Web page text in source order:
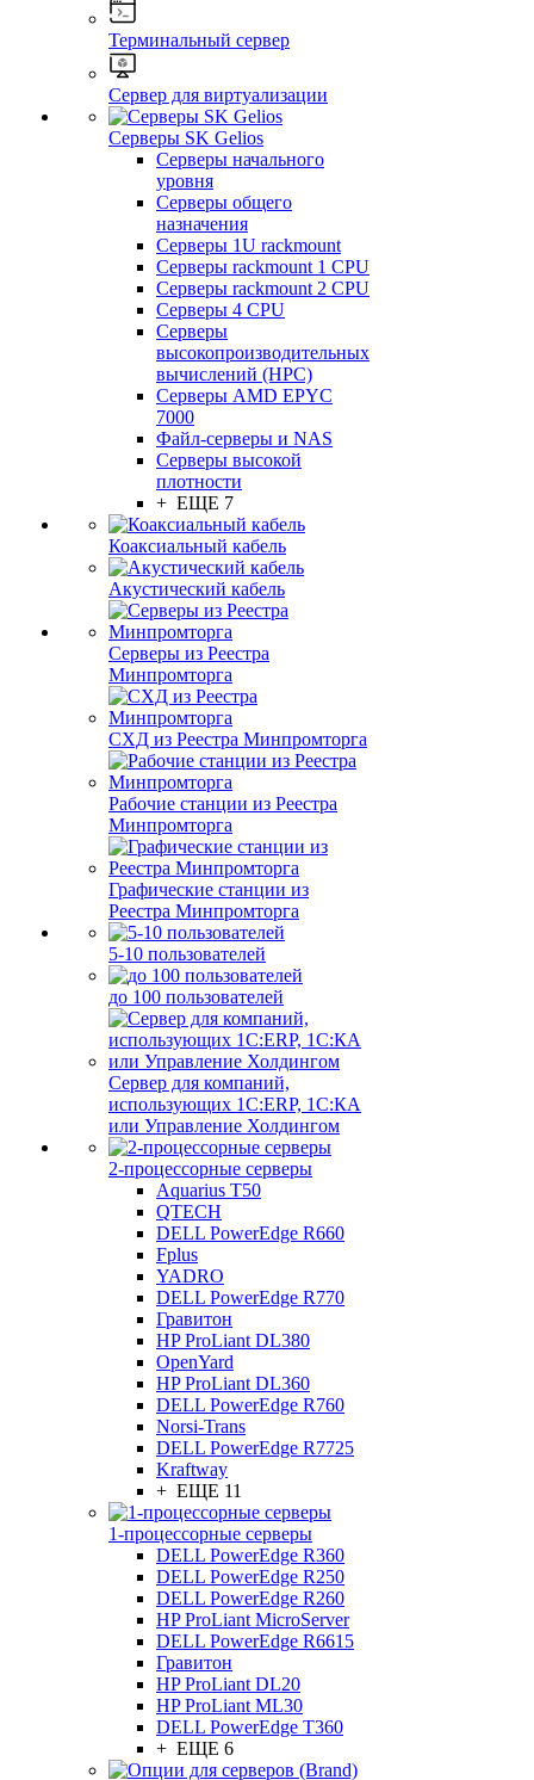
Терминальный сервер
Сервер для виртуализации
Серверы SK Gelios
Серверы начального
уровня
Серверы общего
назначения
Серверы 1U rackmount
Серверы rackmount 1 CPU
Серверы rackmount 2 CPU
Серверы 4 CPU
Серверы
высокопроизводительных
вычислений (HPC)
Серверы AMD EPYC
7000
Файл-серверы и NAS
Серверы высокой
плотности
+ ЕЩЕ 7
Коаксиальный кабель
Акустический кабель
Серверы из Реестра
Минпромторга
СХД из Реестра Минпромторга
Рабочие станции из Реестра
Минпромторга
Графические станции из
Реестра Минпромторга
5-10 пользователей
до 100 пользователей
Сервер для компаний,
использующих 1C:ERP, 1С:КА
или Управление Холдингом
2-процессорные серверы
Aquarius T50
QTECH
DELL PowerEdge R660
Fplus
YADRO
DELL PowerEdge R770
Гравитон
HP ProLiant DL380
OpenYard
HP ProLiant DL360
DELL PowerEdge R760
Norsi-Trans
DELL PowerEdge R7725
Kraftway
+ ЕЩЕ 11
1-процессорные серверы
DELL PowerEdge R360
DELL PowerEdge R250
DELL PowerEdge R260
HP ProLiant MicroServer
DELL PowerEdge R6615
Гравитон
HP ProLiant DL20
HP ProLiant ML30
DELL PowerEdge T360
+ ЕЩЕ 6